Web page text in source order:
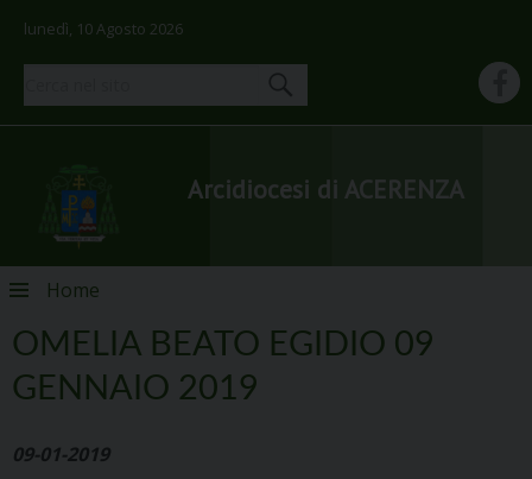
lunedì, 10 Agosto 2026
Arcidiocesi di ACERENZA
Skip
content
Home
OMELIA BEATO EGIDIO 09
GENNAIO 2019
09-01-2019